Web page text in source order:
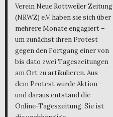
Verein Neue Rottweiler Zeitung
(NRWZ) e.V. haben sie sich über
mehrere Monate engagiert –
um zunächst ihren Protest
gegen den Fortgang einer von
bis dato zwei Tageszeitungen
am Ort zu artikulieren. Aus
dem Protest wurde Aktion –
und daraus entstand die
Online-Tageszeitung. Sie ist